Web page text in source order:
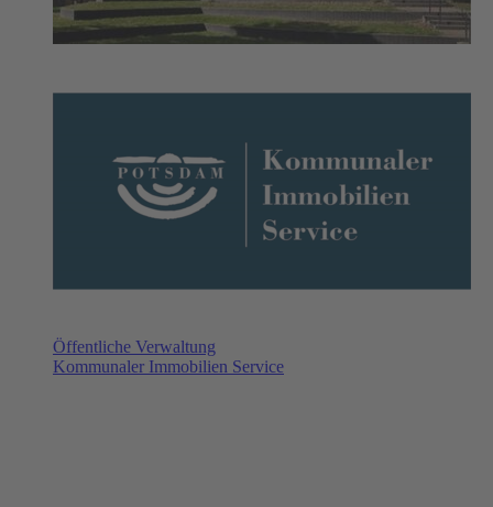
Öffentliche Verwaltung
Kommunaler Immobilien Service